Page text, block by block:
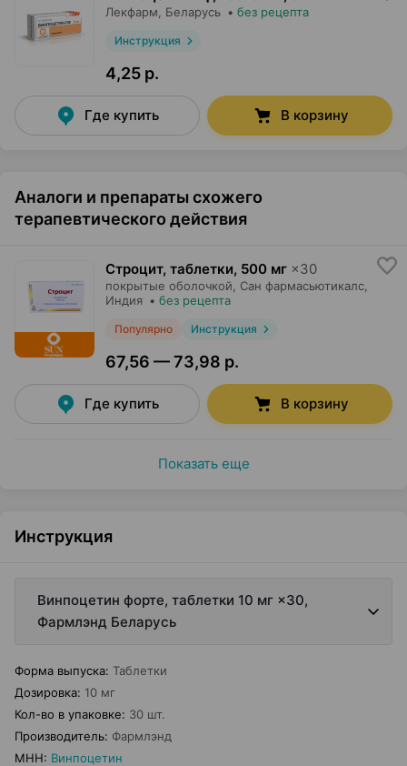
Лекфарм , Беларусь • без рецепта
Инструкция
4,25 р.
Где купить В корзину
Аналоги и препараты схожего
терапевтического действия
Строцит, таблетки, 500 мг ×30
покрытые оболочкой, Сан фармасьютикалс
Индия • без рецепта
Популярно Инструкция
67,56 — 73,98 р.
Где купить В корзину
Показать еще
Инструкция
Винпоцетин форте, таблетки 10 мг ×30,
Фармлэнд Беларусь
Форма выпуска: Таблетки
Дозировка: 10 мг
Кол-во в упаковке: 30 шт.
Производитель: Фармлэнд
МНН: Винпоцетин